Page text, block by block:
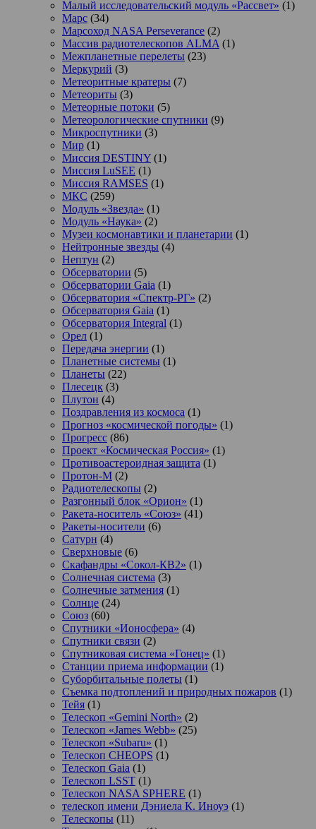
Малый исследовательский модуль «Рассвет» (1)
Марс (34)
Марсоход NASA Perseverance (2)
Массив радиотелескопов ALMA (1)
Межпланетные перелеты (23)
Меркурий (3)
Метеоритные кратеры (7)
Метеориты (3)
Метеорные потоки (5)
Метеорологические спутники (9)
Микроспутники (3)
Мир (1)
Миссия DESTINY (1)
Миссия LuSEE (1)
Миссия RAMSES (1)
МКС (259)
Модуль «Звезда» (1)
Модуль «Наука» (2)
Музеи космонавтики и планетарии (1)
Нейтронные звезды (4)
Нептун (2)
Обсерватории (5)
Обсерватории Gaia (1)
Обсерватория «Спектр-РГ» (2)
Обсерватория Gaia (1)
Обсерватория Integral (1)
Орел (1)
Передача энергии (1)
Планетные системы (1)
Планеты (22)
Плесецк (3)
Плутон (4)
Поздравления из космоса (1)
Прогноз «космической погоды» (1)
Прогресс (86)
Проект «Космическая Россия» (1)
Противоастероидная защита (1)
Протон-М (2)
Радиотелескопы (2)
Разгонный блок «Орион» (1)
Ракета-носитель «Союз» (41)
Ракеты-носители (6)
Сатурн (4)
Сверхновые (6)
Скафандры «Сокол-КВ2» (1)
Солнечная система (3)
Солнечные затмения (1)
Солнце (24)
Союз (60)
Спутники «Ионосфера» (4)
Спутники связи (2)
Спутниковая система «Гонец» (1)
Станции приема информации (1)
Суборбитальные полеты (1)
Съемка подтоплений и природных пожаров (1)
Тейя (1)
Телескоп «Gemini North» (2)
Телескоп «James Webb» (25)
Телескоп «Subaru» (1)
Телескоп CHEOPS (1)
Телескоп Gaia (1)
Телескоп LSST (1)
Телескоп NASA SPHERE (1)
телескоп имени Дэниела К. Иноуэ (1)
Телескопы (11)